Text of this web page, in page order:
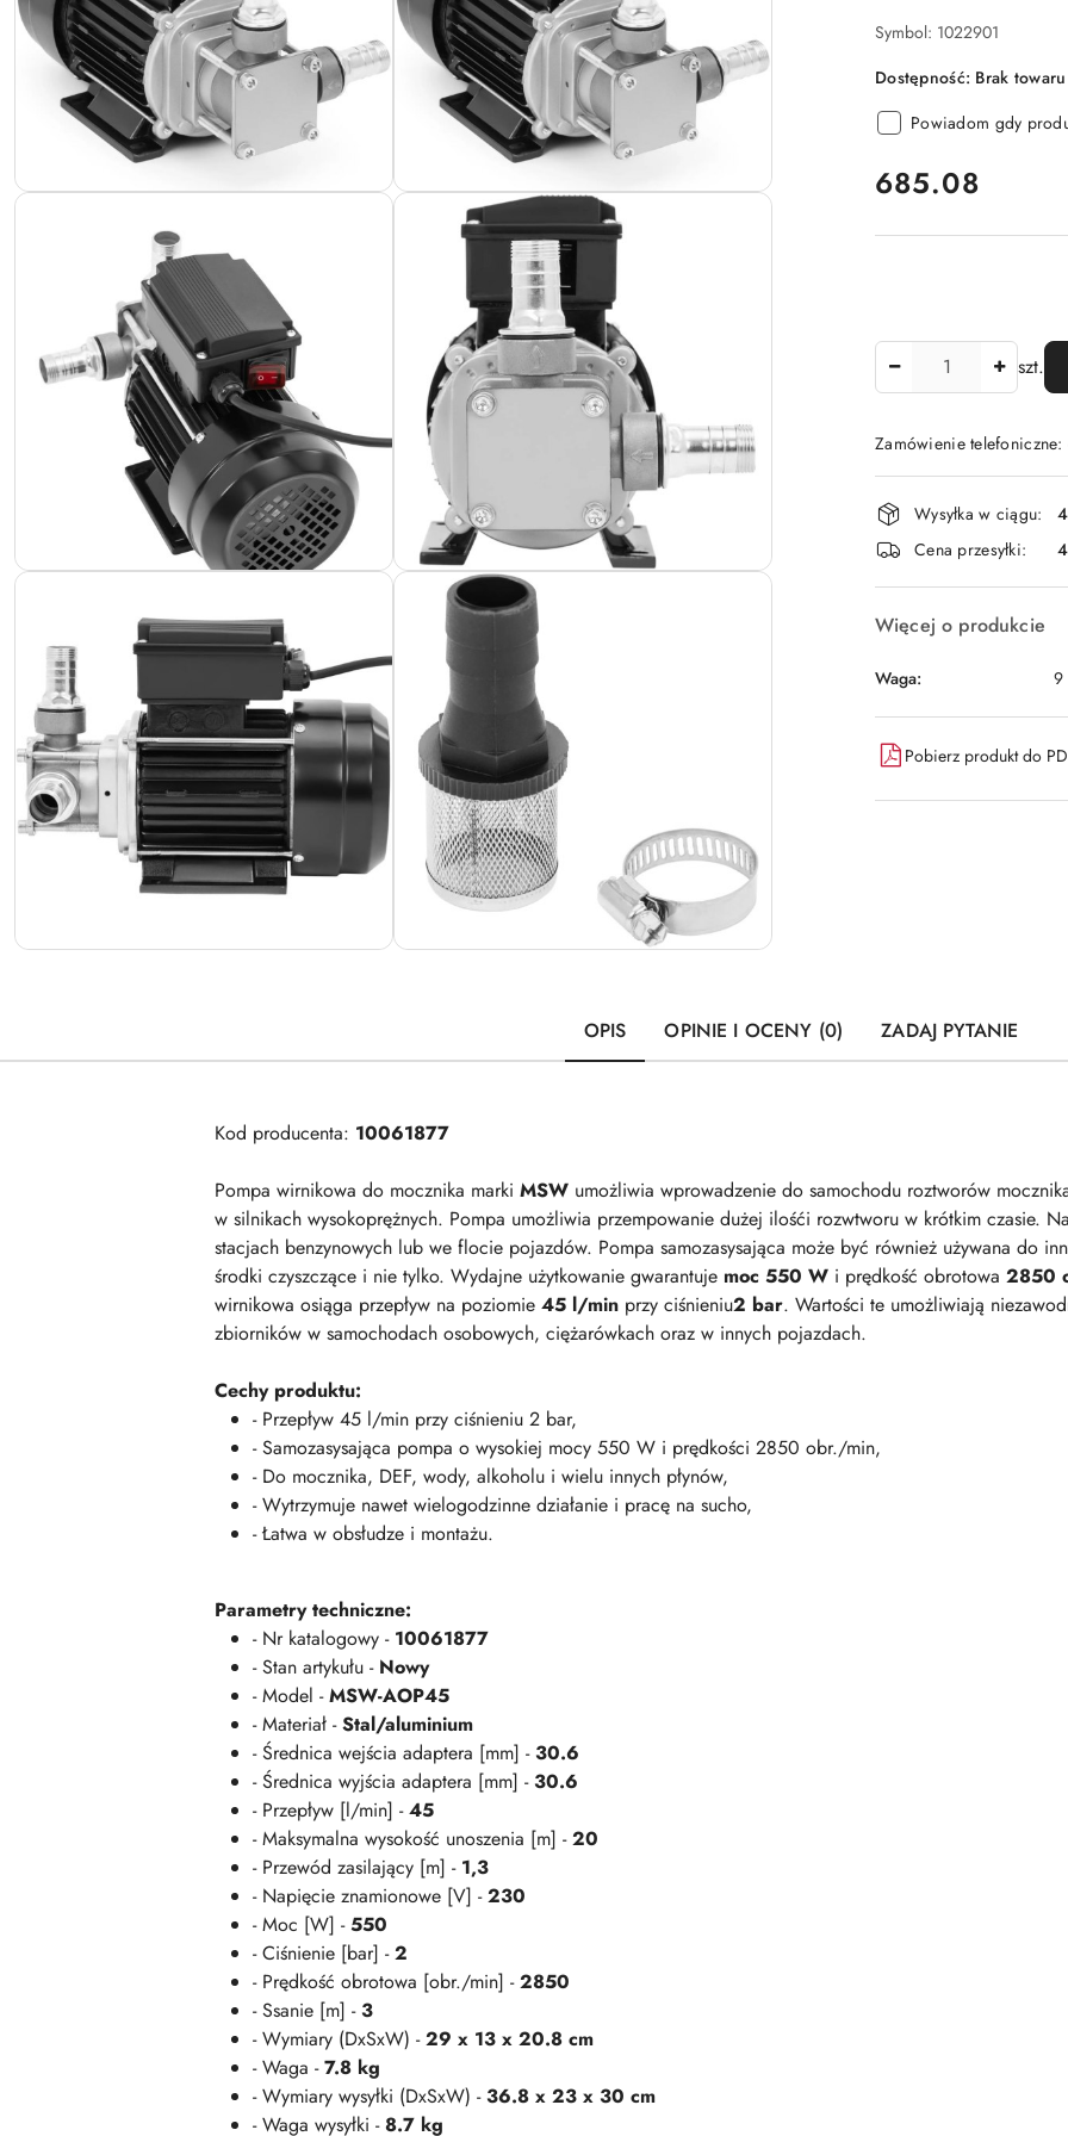
Symbol: 1022901
Dostępność: Brak towaru
Powiadom gdy
cena:
685.08
szt.
Zamówienie
Dostępność
i
dostawa
Wysyłka w ciągu:
Cena przesyłki:
Więcej o produkcie
Waga: 9
Pobierz produkt do
OPIS OPINIE I OCENY (0) ZADAJ PYTANIE
Kod producenta: 10061877
Pompa wirnikowa do mocznika marki MSW umożliwia wprowadzenie do samochodu roztworów
w silnikach wysokoprężnych. Pompa umożliwia przempowanie dużej ilośći rozwtworu w krótkim czasie.
stacjach benzynowych lub we flocie pojazdów. Pompa samozasysająca może być również używana do
środki czyszczące i nie tylko. Wydajne użytkowanie gwarantuje moc 550 W i prędkość obrotowa 2850
wirnikowa osiąga przepływ na poziomie 45 l/min przy ciśnieniu2 bar. Wartości te umożliwiają
zbiorników w samochodach osobowych, ciężarówkach oraz w innych pojazdach.
Cechy produktu:
- Przepływ 45 l/min przy ciśnieniu 2 bar,
- Samozasysająca pompa o wysokiej mocy 550 W i prędkości 2850 obr./min,
- Do mocznika, DEF, wody, alkoholu i wielu innych płynów,
- Wytrzymuje nawet wielogodzinne działanie i pracę na sucho,
- Łatwa w obsłudze i montażu.
Parametry techniczne:
- Nr katalogowy - 10061877
- Stan artykułu - Nowy
- Model -MSW-AOP45
- Materiał -Stal/aluminium
- Średnica wejścia adaptera [mm] -30.6
- Średnica wyjścia adaptera [mm] -30.6
- Przepływ [l/min] -45
- Maksymalna wysokość unoszenia [m] -20
- Przewód zasilający [m] - 1,3
- Napięcie znamionowe [V] -230
- Moc [W] -550
- Ciśnienie [bar] -2
- Prędkość obrotowa [obr./min] -2850
- Ssanie [m] -3
- Wymiary (DxSxW) -29 x 13 x 20.8 cm
- Waga -7.8 kg
- Wymiary wysyłki (DxSxW) -36.8 x 23 x 30 cm
- Waga wysyłki -8.7 kg